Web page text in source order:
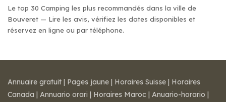
Le top 30 Camping les plus recommandés dans la ville de
Bouveret — Lire les avis, vérifiez les dates disponibles et
réservez en ligne ou par téléphone.
Annuaire gratuit | Pages jaune | Horaires Suisse | Horaires
Canada | Annuario orari | Horaires Maroc | Anuario-horario |